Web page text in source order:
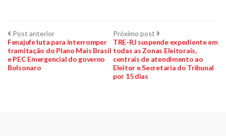
Navegação
de
Post
Post anteriorPost
anterior:
Fenajufe luta para interromper
tramitação do Plano Mais Brasil
e PEC Emergencial do governo
Bolsonaro
Próximo post Próximo
post:
TRE-RJ suspende expediente em
todas as Zonas Eleitorais,
centrais de atendimento ao
Eleitor e Secretaria do Tribunal
por 15 dias